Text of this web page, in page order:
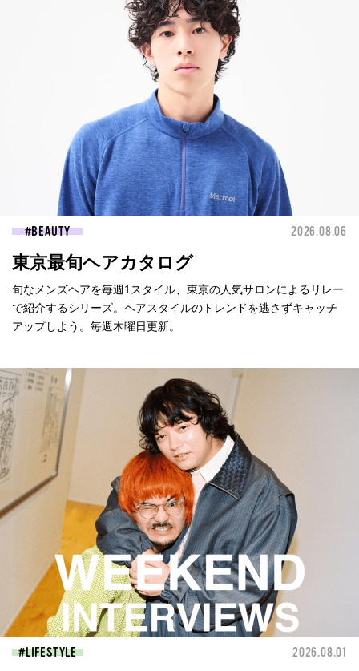
BEAUTY 2026.08.06
東京最旬ヘアカタログ
旬なメンズヘアを毎週1スタイル、東京の人気サロンによるリレー
で紹介するシリーズ。ヘアスタイルのトレンドを逃さずキャッチ
アップしよう。毎週木曜日更新。
LIFESTYLE 2026.08.01